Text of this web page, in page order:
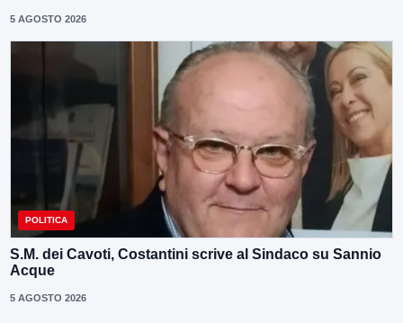
5 AGOSTO 2026
POLITICA
S.M. dei Cavoti, Costantini scrive al Sindaco su Sannio
Acque
5 AGOSTO 2026